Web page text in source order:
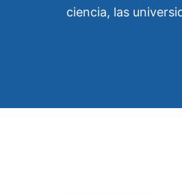
ciencia, las